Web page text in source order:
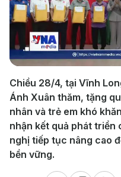
Chiều 28/4, tại Vĩnh
Ánh Xuân thăm, tặng
nhân và trẻ em khó
nhận kết quả phát triển
nghị tiếp tục nâng cao
bền vững.